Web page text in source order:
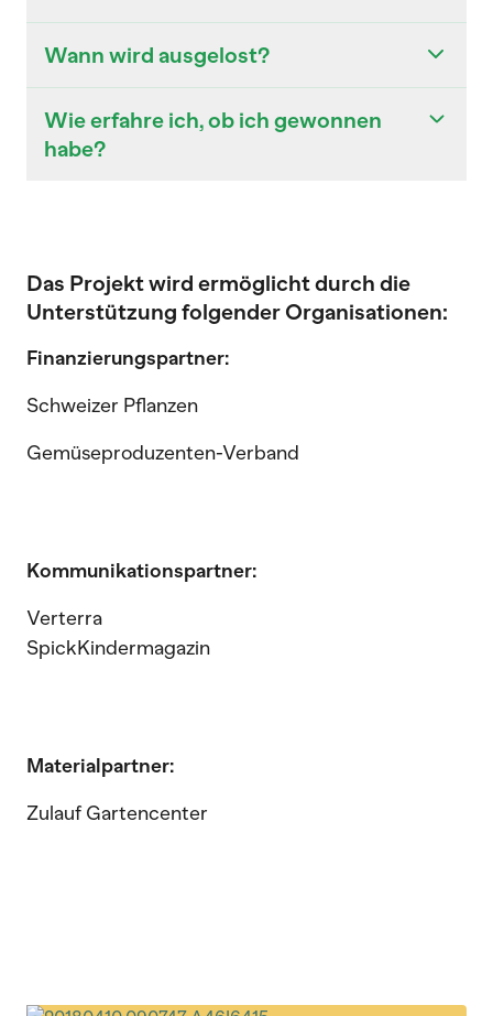
Wann wird ausgelost?
Wie erfahre ich, ob ich gewonnen
habe?
Das Projekt wird ermöglicht durch die
Unterstützung folgender Organisationen:
Finanzierungspartner:
Schweizer Pflanzen
Gemüseproduzenten-Verband
Kommunikationspartner:
Verterra
SpickKindermagazin
Materialpartner:
Zulauf Gartencenter